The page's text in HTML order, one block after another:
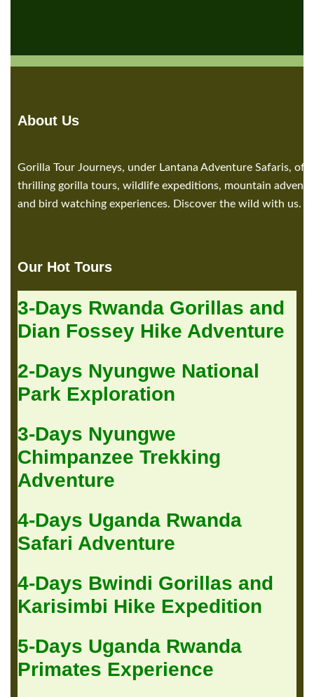
About Us
Gorilla Tour Journeys, under Lantana Adventure Safaris,
thrilling gorilla tours, wildlife expeditions, mountain
and bird watching experiences. Discover the wild with us.
Our Hot Tours
3-Days Rwanda Gorillas and
Dian Fossey Hike Adventure
2-Days Nyungwe National
Park Exploration
3-Days Nyungwe
Chimpanzee Trekking
Adventure
4-Days Uganda Rwanda
Safari Adventure
4-Days Bwindi Gorillas and
Karisimbi Hike Expedition
5-Days Uganda Rwanda
Primates Experience